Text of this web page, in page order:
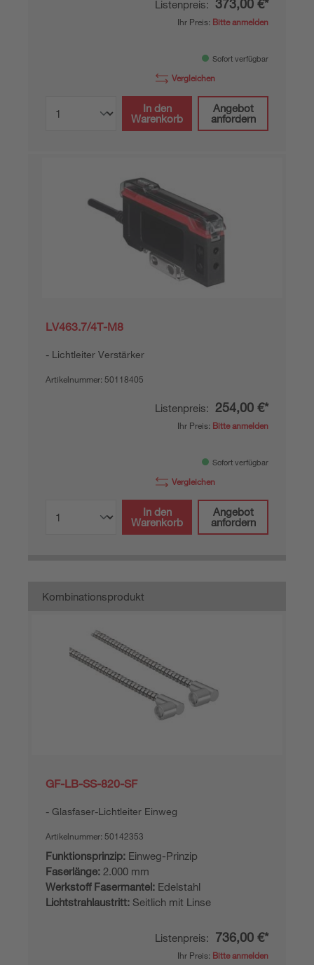
Listenpreis: 373,00 €*
Ihr Preis: Bitte anmelden
Sofort verfügbar
Vergleichen
In den
Warenkorb
Angebot
anfordern
LV463.7/4T-M8
Lichtleiter Verstärker
Artikelnummer: 50118405
Listenpreis: 254,00 €*
Ihr Preis: Bitte anmelden
Sofort verfügbar
Vergleichen
In den
Warenkorb
Angebot
anfordern
Kombinationsprodukt
GF-LB-SS-820-SF
Glasfaser-Lichtleiter Einweg
Artikelnummer: 50142353
Funktionsprinzip: Einweg-Prinzip
Faserlänge: 2.000 mm
Werkstoff Fasermantel: Edelstahl
Lichtstrahlaustritt: Seitlich mit Linse
Listenpreis: 736,00 €*
Ihr Preis: Bitte anmelden